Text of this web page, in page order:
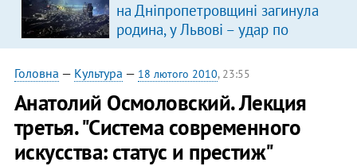
на Дніпропетровщині загинула
родина, у Львові – удар по
багатоповерхівках
(доповнюється)
Головна — Культура — 18 лютого 2010, 23:55
Анатолий Осмоловский. Лекция
третья. "Система современного
искусства: статус и престиж"